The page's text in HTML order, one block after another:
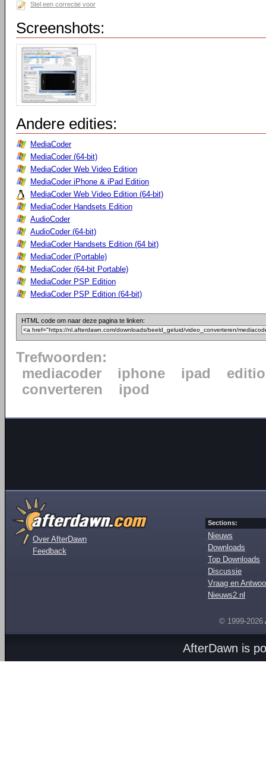
Stel een correctie voor
Screenshots:
Andere edities:
MediaCoder
MediaCoder (64-bit)
MediaCoder Web Video Edition
MediaCoder iPhone & iPad Edition
MediaCoder Web Video Edition (64-bit)
MediaCoder Handsets Edition
AudioCoder
AudioCoder (64-bit)
MediaCoder Handsets Edition (64 bit)
MediaCoder (Portable)
MediaCoder (64-bit Portable)
MediaCoder PSP Edition
MediaCoder PSP Edition (64-bit)
HTML code om naar deze pagina te linken:
Trefwoorden:
mediacoder
iphone ipad
converteren
ipod
Over AfterDawn
Feedback
Sections:
Nieuws
Downloads
Top Downloads
Discussie
Vraag en
Nieuws2.nl
© 1999-2026
AfterDawn is